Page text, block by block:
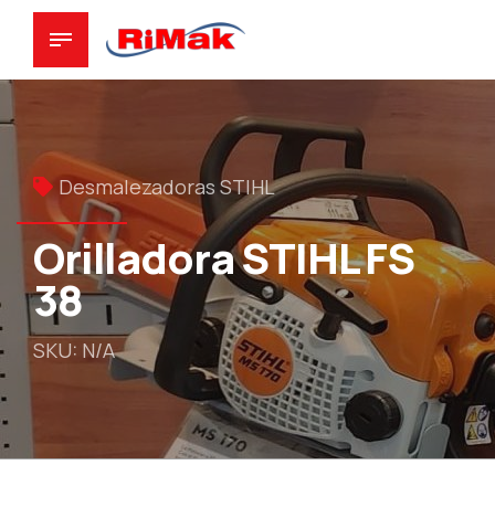
Desmalezadoras STIHL
Orilladora STIHL FS
38
SKU: N/A